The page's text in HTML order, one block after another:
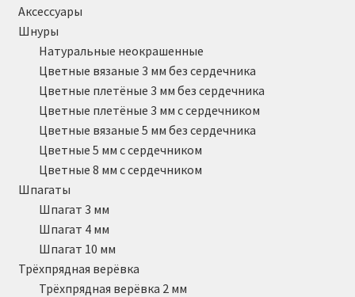
Аксессуары
Шнуры
Натуральные неокрашенные
Цветные вязаные 3 мм без сердечника
Цветные плетёные 3 мм без сердечника
Цветные плетёные 3 мм с сердечником
Цветные вязаные 5 мм без сердечника
Цветные 5 мм с сердечником
Цветные 8 мм с сердечником
Шпагаты
Шпагат 3 мм
Шпагат 4 мм
Шпагат 10 мм
Трёхпрядная верёвка
Трёхпрядная верёвка 2 мм